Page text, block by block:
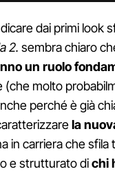
dai primi look
2. sembra chiaro
un ruolo
(che molto
perché è già
la
in carriera che
e strutturato dichi